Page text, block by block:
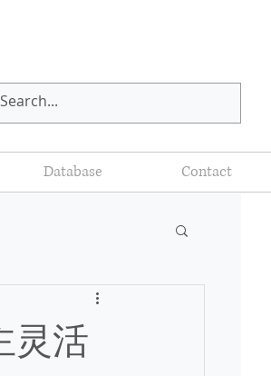
Database Contact
灵活